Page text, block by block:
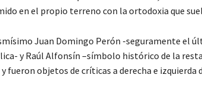
en el propio terreno con la ortodoxia que
Juan Domingo Perón -seguramente el
y Raúl Alfonsín –símbolo histórico de la
objetos de críticas a derecha e izquierda